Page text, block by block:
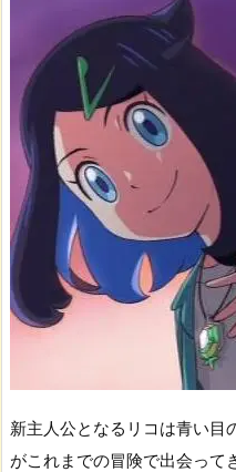
新主人公となるリコは青い目
がこれまでの冒険で出会って